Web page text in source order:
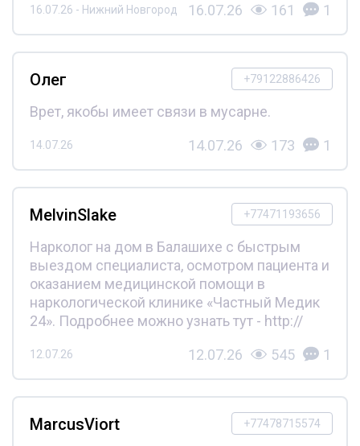
16.07.26 - Нижний Новгород 16.07.26 161 1
+79122886426
Олег
Врет, якобы имеет связи в мусарне.
14.07.26 14.07.26 173 1
+77471193656
MelvinSlake
Нарколог на дом в Балашихе с быстрым
выездом специалиста, осмотром пациента и
оказанием медицинской помощи в
наркологической клинике «Частный Медик
24». Подробнее можно узнать тут - http://
12.07.26 12.07.26 545 1
+77478715574
MarcusViort